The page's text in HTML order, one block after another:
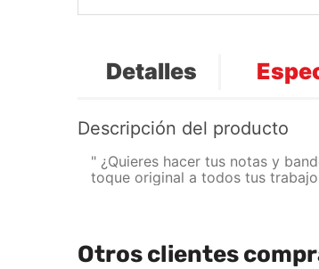
Detalles
Descripción del producto
" ¿Quieres hacer tus notas y
toque original a todos tus
Otros clientes